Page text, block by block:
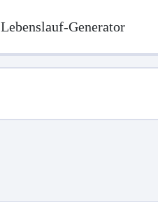
Lebenslauf-Generator